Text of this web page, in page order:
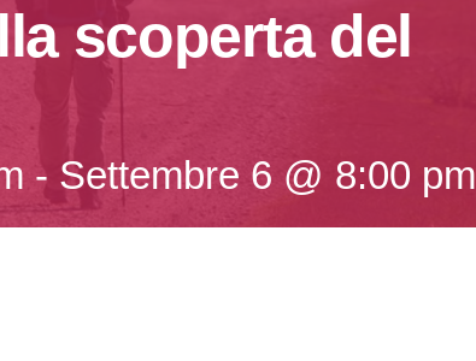
scoperta del
- Settembre 6 @ 8:00 pm